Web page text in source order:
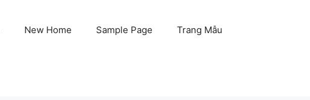
New Home Sample Page Trang Mẫu